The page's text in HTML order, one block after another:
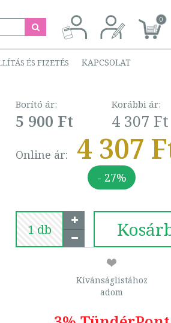
0
ÉS FIZETÉS KAPCSOLAT
Borító ár:
5 900 Ft
Korábbi ár:
4 307 Ft
Online ár: 4 307
- 27%
Kívánságlistához
adom